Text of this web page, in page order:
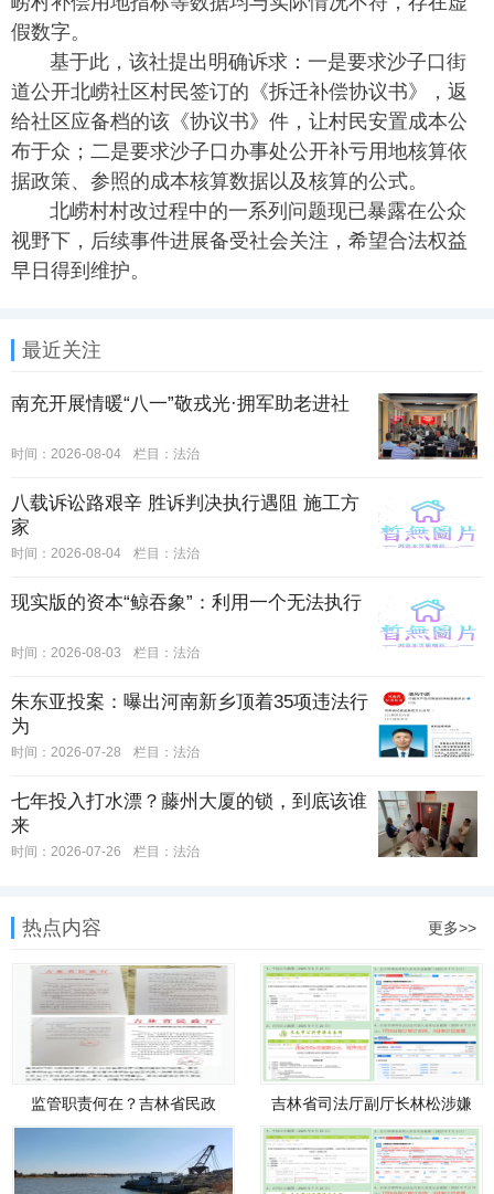
假数字。
基于此，该社提出明确诉求：一是要求沙子口街
道公开北崂社区村民签订的《拆迁补偿协议书》，返
给社区应备档的该《协议书》件，让村民安置成本公
布于众；二是要求沙子口办事处公开补亏用地核算依
据政策、参照的成本核算数据以及核算的公式。
北崂村村改过程中的一系列问题现已暴露在公众
视野下，后续事件进展备受社会关注，希望合法权益
早日得到维护。
最近关注
南充开展情暖“八一”敬戎光·拥军助老进社
时间：2026-08-04 栏目： 法治
八载诉讼路艰辛 胜诉判决执行遇阻 施工方
家
时间：2026-08-04 栏目： 法治
现实版的资本“鲸吞象”：利用一个无法执行
时间：2026-08-03 栏目： 法治
朱东亚投案：曝出河南新乡顶着35项违法行
为
时间：2026-07-28 栏目： 法治
七年投入打水漂？藤州大厦的锁，到底该谁
来
时间：2026-07-26 栏目： 法治
热点内容 更多>>
监管职责何在？吉林省民政
吉林省司法厅副厅长林松涉嫌